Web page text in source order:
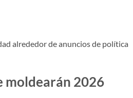
alrededor de anuncios de política
moldearán 2026